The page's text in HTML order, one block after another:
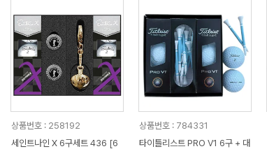
상품번호 : 258192
세인트나인 X 6구세트 436 [6
상품번호 : 784331
타이틀리스트 PRO V1 6구 + 대